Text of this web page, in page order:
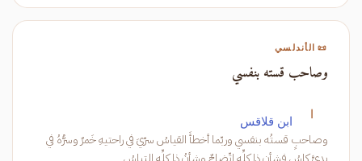
📜 الأندلسي
وصاحب قسته بنفسي
ا ابن قلاقس
وصاحبٍ قستُه بنفسي وربّما أخطأَ القياسُ سرّيَ في راحتيهِ خَمرٌ وسرُّهُ في